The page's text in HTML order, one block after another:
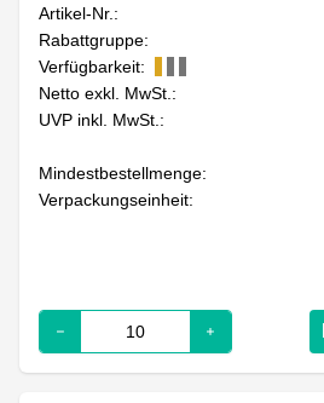
Artikel-Nr.:
Rabattgruppe:
Verfügbarkeit:
Netto exkl. MwSt.:
UVP inkl. MwSt.:
Mindestbestellmenge:
Verpackungseinheit: